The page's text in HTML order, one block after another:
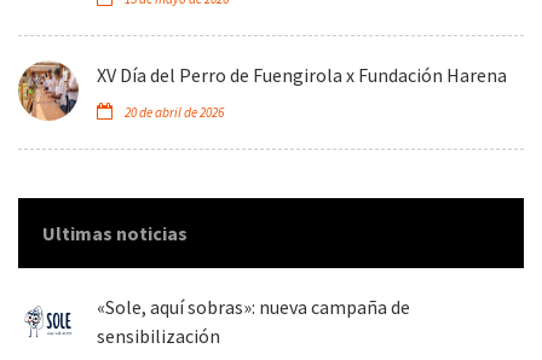
XV Día del Perro de Fuengirola x Fundación Harena
20 de abril de 2026
Ultimas noticias
«Sole, aquí sobras»: nueva campaña de
sensibilización